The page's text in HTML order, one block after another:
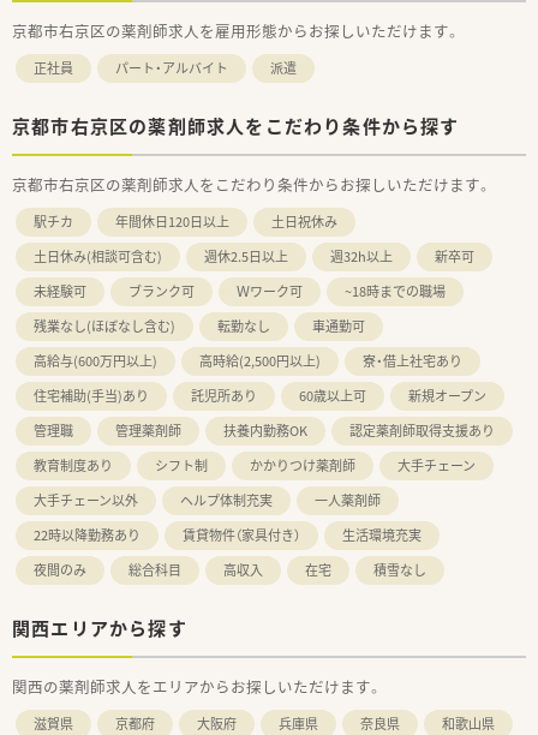
京都市右京区の薬剤師求人を雇用形態からお探しいただけます。
正社員 パート・アルバイト 派遣
京都市右京区の薬剤師求人をこだわり条件から探す
京都市右京区の薬剤師求人をこだわり条件からお探しいただけます。
駅チカ 年間休日120日以上
土日祝休み
土日休み(相談可含む)
週休2.5日以上 週32h以上
新卒可
未経験可
ブランク可 Ｗワーク可
~18時までの職場
残業なし(ほぼなし含む)
転勤なし
車通勤可
高給与(600万円以上)
高時給(2,500円以上)
寮・借上社宅あり
住宅補助(手当)あり
託児所あり 60歳以上可
新規オープン
管理職
管理薬剤師 扶養内勤務OK
認定薬剤師取得支援あり
教育制度あり
シフト制 かかりつけ薬剤師
大手チェーン
大手チェーン以外
ヘルプ体制充実
一人薬剤師
22時以降勤務あり
賃貸物件（家具付き）
生活環境充実
夜間のみ
総合科目 高収入 在宅 積雪なし
関西エリアから探す
関西の薬剤師求人をエリアからお探しいただけます。
滋賀県 京都府 大阪府 兵庫県 奈良県 和歌山県